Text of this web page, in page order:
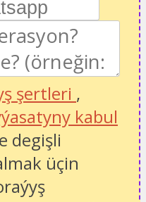
şertleri ,
kabul
degişli
üçin